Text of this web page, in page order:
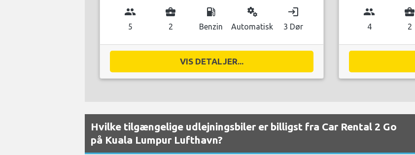
group
5
business_center
2
local_gas_station
Benzin
miscellaneous_services
Automatisk
login
3 Dør
VIS DETALJER...
group
4
business_center
2
Hvilke tilgængelige udlejningsbiler er billigst fra Car Rental 2 Go
på Kuala Lumpur Lufthavn?